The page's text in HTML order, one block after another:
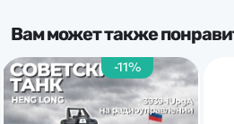
Вам может также
-11%